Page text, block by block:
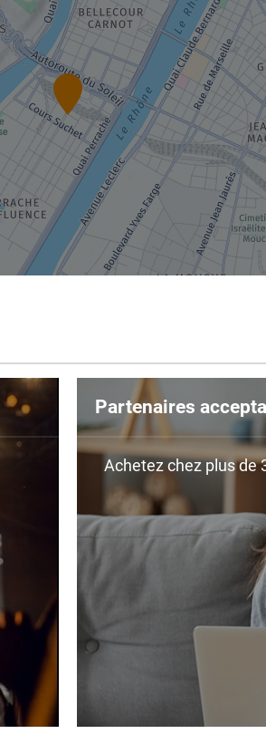
Partenaires
Achetez chez plus de